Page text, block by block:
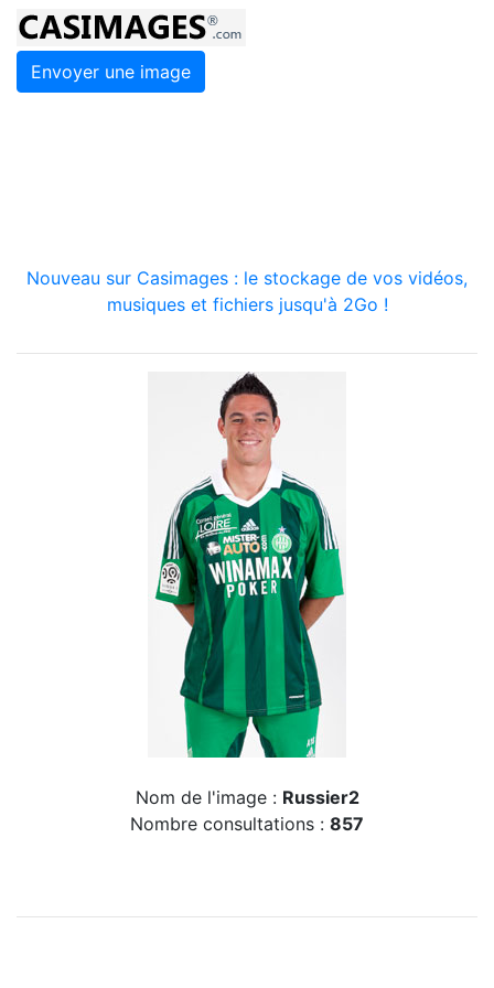
Envoyer une image
Nouveau sur Casimages : le stockage de vos vidéos,
musiques et fichiers jusqu'à 2Go !
Nom de l'image : Russier2
Nombre consultations : 857